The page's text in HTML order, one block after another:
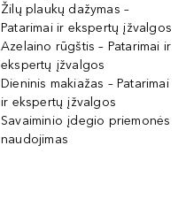
Žilų plaukų dažymas –
Patarimai ir ekspertų įžvalgos
Azelaino rūgštis – Patarimai ir
ekspertų įžvalgos
Dieninis makiažas – Patarimai
ir ekspertų įžvalgos
Savaiminio įdegio priemonės
naudojimas